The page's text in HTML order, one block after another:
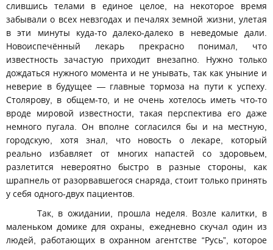
слившись телами в единое целое, на некоторое время
забывали о всех невзгодах и печалях земной жизни, улетая
в эти минуты куда-то далеко-далеко в неведомые дали.
Новоиспечённый лекарь прекрасно понимал, что
известность зачастую приходит внезапно. Нужно только
дождаться нужного момента и не унывать, так как уныние и
неверие в будущее — главные тормоза на пути к успеху.
Столярову, в общем-то, и не очень хотелось иметь что-то
вроде мировой известности, такая перспектива его даже
немного пугала. Он вполне согласился бы и на местную,
городскую, хотя знал, что новость о лекаре, который
реально избавляет от многих напастей со здоровьем,
разлетится невероятно быстро в разные стороны, как
шрапнель от разорвавшегося снаряда, стоит только принять
у себя одного-двух пациентов.
Так, в ожидании, прошла неделя. Возле калитки, в
маленьком домике для охраны, ежедневно скучал один из
людей, работающих в охранном агентстве “Русь”, которое